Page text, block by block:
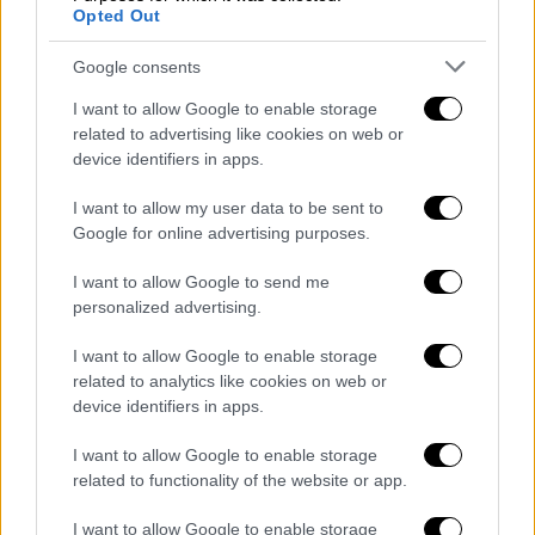
Opted Out
Google consents
I want to allow Google to enable storage
related to advertising like cookies on web or
device identifiers in apps.
I want to allow my user data to be sent to
Google for online advertising purposes.
I want to allow Google to send me
personalized advertising.
I want to allow Google to enable storage
related to analytics like cookies on web or
device identifiers in apps.
I want to allow Google to enable storage
related to functionality of the website or app.
I want to allow Google to enable storage
διαφωνήσει. Πρέπει να υπάρχουν και
διαφωνίες, γιατί αυτή είναι η δημοκρατία».
Ο ηθοποιός αναφέρθηκε και στη σημασία των
υπογραμμίζοντας ότι με τα χρόνια γνωρίζει
πλέον με ποιους θέλει να δουλεύει. «
είσαι πάρα πολλά χρόνια στη δουλειά, ξέρεις